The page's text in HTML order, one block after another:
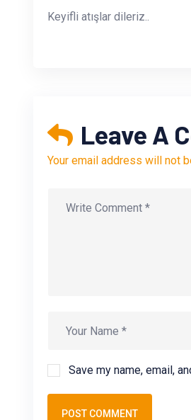
Keyifli atışlar dileriz..
Leave A
Your email address will not
Save my name, email,
POST COMMENT